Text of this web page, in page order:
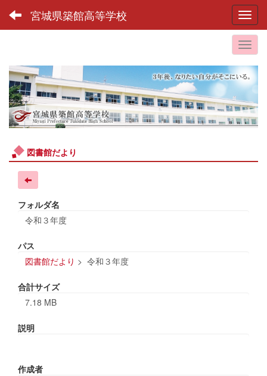
宮城県築館高等学校
図書館だより
フォルダ名
令和３年度
パス
図書館だより > 令和３年度
合計サイズ
7.18 MB
説明
作成者